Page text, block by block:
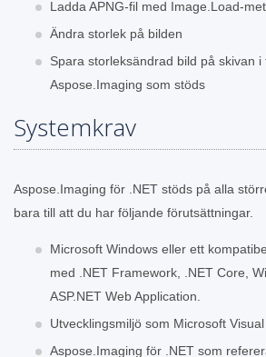
Ladda APNG-fil med Image.Load-
Ändra storlek på bilden
Spara storleksändrad bild på skivan i
Aspose.Imaging som stöds
Systemkrav
Aspose.Imaging för .NET stöds på alla
bara till att du har följande förutsättningar.
Microsoft Windows eller ett
med .NET Framework, .NET Core,
ASP.NET Web Application.
Utvecklingsmiljö som Microsoft Visual
Aspose.Imaging för .NET som